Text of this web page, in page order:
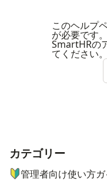
このヘルプ
が必要です。
SmartHRの
てください。
ナビゲーションメニュー
カテゴリー
管理者向け使い方ガ